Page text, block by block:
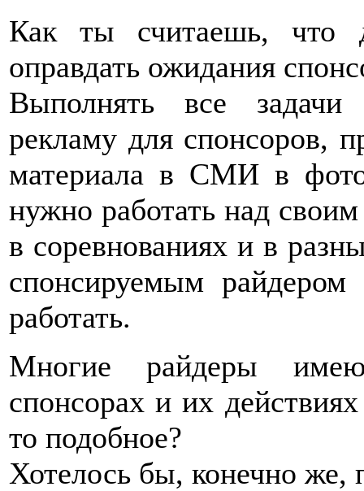
Как ты считаешь, что
оправдать ожидания
Выполнять все
рекламу для спонсоров,
материала в СМИ в
нужно работать над
в соревнованиях и в
спонсируемым
работать.
Многие райдеры
спонсорах и их
то подобное?
Хотелось бы, конечно же,